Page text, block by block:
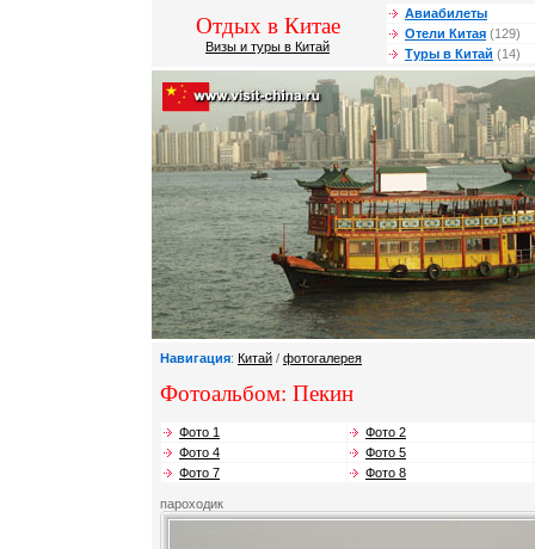
Отдых в Китае
Визы и туры в Китай
Авиабилеты
Отели Китая (129)
Туры в Китай (14)
Навигация: Китай / фотогалерея
Фотоальбом: Пекин
Фото 1
Фото 2
Фото 4
Фото 5
Фото 7
Фото 8
пароходик